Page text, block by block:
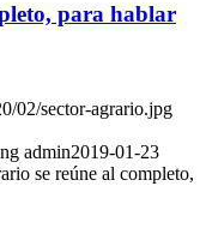
para hablar
02/sector-agrario.jpg
admin2019-01-23
se reúne al completo,